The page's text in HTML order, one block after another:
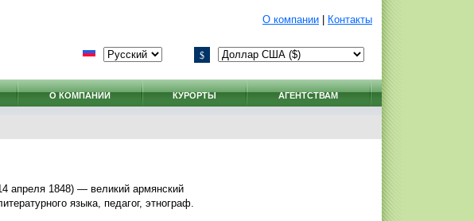
О компании Контакты
$
О КОМПАНИИ КУРОРТЫ АГЕНТСТВАМ
апреля 1848) — великий армянский
языка, педагог, этнограф.